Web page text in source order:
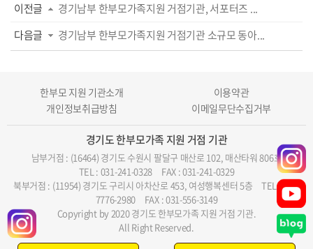
이전글
경기남부 한부모가족지원 거점기관, 서포터즈 ...
다음글
경기남부 한부모가족지원 거점기관 소규모 동아...
한부모 지원 기관소개
이용약관
개인정보취급방침
이메일무단수집거부
경기도 한부모가족 지원 거점 기관
남부거점 : (16464) 경기도 수원시 팔달구 매산로 102, 매산타워 806호
TEL : 031-241-0328
FAX : 031-241-0329
북부거점 : (11954) 경기도 구리시 아차산로 453, 여성행복센터 5층
TEL : 070-
7776-2980
FAX : 031-556-3149
Copyright by 2020 경기도 한부모가족 지원 거점 기관.
All Right Reserved.